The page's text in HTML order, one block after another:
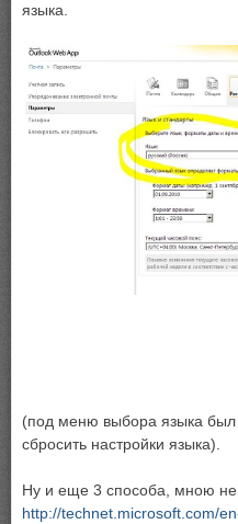
языка.
(под меню выбора языка был
сбросить настройки языка).
Ну и еще 3 способа, мною не
http://technet.microsoft.com/